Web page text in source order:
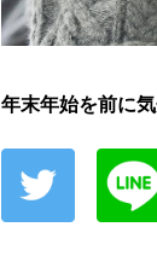
年末年始を前に